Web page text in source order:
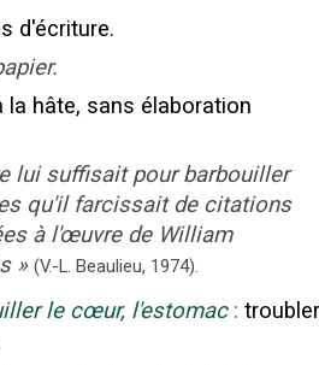
d'écriture.
la hâte, sans élaboration
lui suffisait pour barbouiller
qu'il farcissait de citations
à l'œuvre de William
» (V.-L. Beaulieu, 1974).
le cœur, l'estomac :